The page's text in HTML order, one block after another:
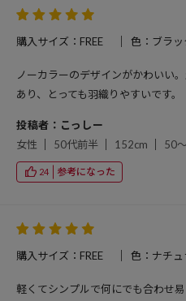
購入サイズ：FREE 色：ブラッ
ノーカラーのデザインがかわいい
あり、とっても羽織りやすいです。
投稿者：こっしー
女性
50代前半 152cm 50
24 参考になった
購入サイズ：FREE 色：ナチュ
軽くてシンプルで何にでも合わせ